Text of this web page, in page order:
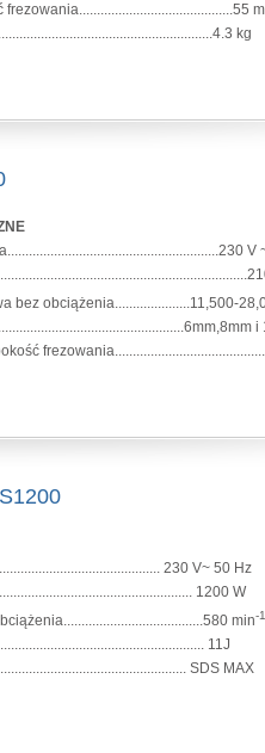
kg
V
bez obciążenia.....................11,500-
i
230 V~ 50 Hz
1200 W
min-1
11J
SDS MAX